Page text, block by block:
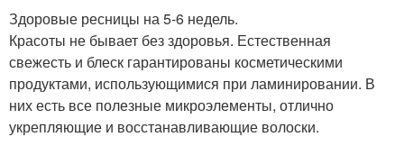
Здоровые ресницы на 5-6 недель.
Красоты не бывает без здоровья. Естественная
свежесть и блеск гарантированы косметическими
продуктами, использующимися при ламинировании. В
них есть все полезные микроэлементы, отлично
укрепляющие и восстанавливающие волоски.